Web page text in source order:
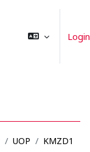
Login
UOP KMZD1